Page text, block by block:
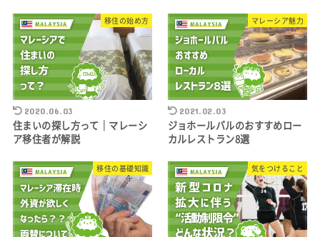
移住の始め方
2020.06.03
住まいの探し方って｜マレーシ
ア移住者が解説
マレーシア魅力
2021.02.03
ジョホールバルのおすすめロー
カルレストラン8選
移住の基礎知識 気をつけること